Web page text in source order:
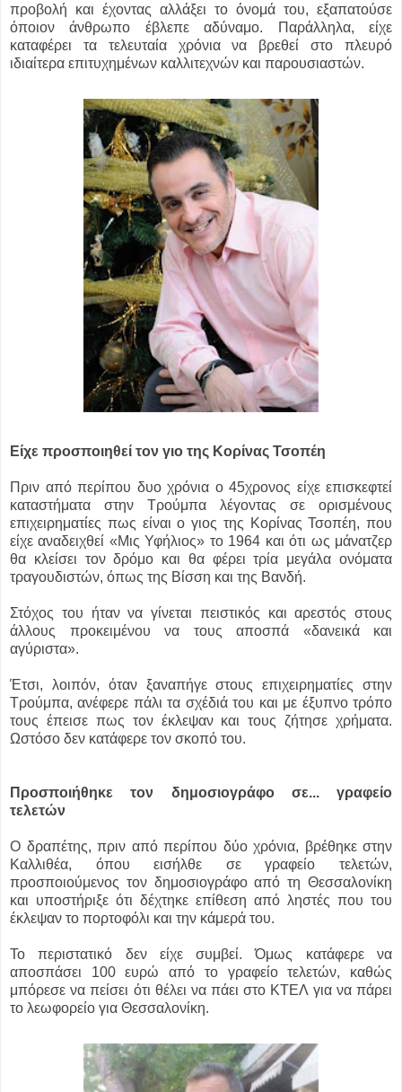
προβολή και έχοντας αλλάξει το όνομά του, εξαπατούσε
όποιον άνθρωπο έβλεπε αδύναμο. Παράλληλα, είχε
καταφέρει τα τελευταία χρόνια να βρεθεί στο πλευρό
ιδιαίτερα επιτυχημένων καλλιτεχνών και παρουσιαστών.
Είχε προσποιηθεί τον γιο της Κορίνας Τσοπέη
Πριν από περίπου δυο χρόνια ο 45χρονος είχε επισκεφτεί
καταστήματα στην Τρούμπα λέγοντας σε ορισμένους
επιχειρηματίες πως είναι ο γιος της Κορίνας Τσοπέη, που
είχε αναδειχθεί «Μις Υφήλιος» το 1964 και ότι ως μάνατζερ
θα κλείσει τον δρόμο και θα φέρει τρία μεγάλα ονόματα
τραγουδιστών, όπως της Βίσση και της Βανδή.
Στόχος του ήταν να γίνεται πειστικός και αρεστός στους
άλλους προκειμένου να τους αποσπά «δανεικά και
αγύριστα».
Έτσι, λοιπόν, όταν ξαναπήγε στους επιχειρηματίες στην
Τρούμπα, ανέφερε πάλι τα σχέδιά του και με έξυπνο τρόπο
τους έπεισε πως τον έκλεψαν και τους ζήτησε χρήματα.
Ωστόσο δεν κατάφερε τον σκοπό του.
Προσποιήθηκε τον δημοσιογράφο σε... γραφείο
τελετών
Ο δραπέτης, πριν από περίπου δύο χρόνια, βρέθηκε στην
Καλλιθέα, όπου εισήλθε σε γραφείο τελετών,
προσποιούμενος τον δημοσιογράφο από τη Θεσσαλονίκη
και υποστήριξε ότι δέχτηκε επίθεση από ληστές που του
έκλεψαν το πορτοφόλι και την κάμερά του.
Το περιστατικό δεν είχε συμβεί. Όμως κατάφερε να
αποσπάσει 100 ευρώ από το γραφείο τελετών, καθώς
μπόρεσε να πείσει ότι θέλει να πάει στο ΚΤΕΛ για να πάρει
το λεωφορείο για Θεσσαλονίκη.